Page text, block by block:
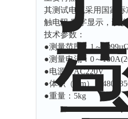
其测试电流采用国家
触电阻,数字显示，该
技术参数：
●测量范围：1～
●测量电流：0～
●电源：AC220V
●体积（mm）：
●重量：5kg